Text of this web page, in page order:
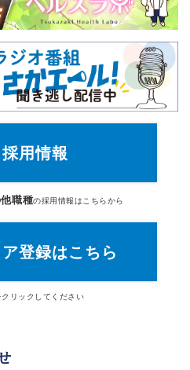
採用情報
職種の採用情報はこちらから
登録はこちら
クリックしてください